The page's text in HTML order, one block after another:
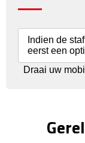
Auto onderhoud
Auto organizers
Auto
Parkeerschijven
Indien de
eerst een
Draai uw